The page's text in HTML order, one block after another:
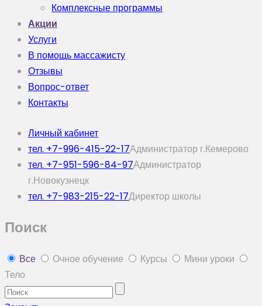
Комплексные программы
Акции
Услуги
В помощь массажисту
Отзывы
Вопрос-ответ
Контакты
Личный кабинет
тел. +7-996-415-22-17Администратор г.Кемерово
тел. +7-951-596-84-97Администратор
г.Новокузнецк
тел. +7-983-215-22-17Директор школы
Поиск
Все Очное обучение Курсы
Мини уроки
Тело